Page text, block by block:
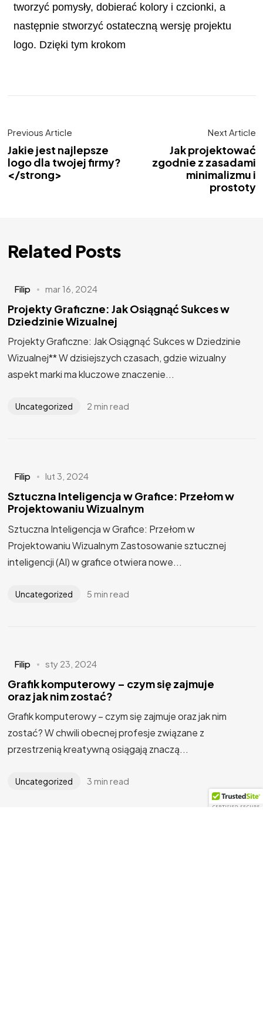
tworzyć pomysły, dobierać kolory i czcionki, a
następnie stworzyć ostateczną wersję projektu
logo. Dzięki tym krokom
Previous Article
Jakie jest najlepsze
logo dla twojej firmy?
</strong>
Next Article
Jak projektować
zgodnie z zasadami
minimalizmu i
prostoty
Related Posts
Filip mar 16, 2024
Projekty Graficzne: Jak Osiągnąć Sukces w
Dziedzinie Wizualnej
Projekty Graficzne: Jak Osiągnąć Sukces w Dziedzinie
Wizualnej** W dzisiejszych czasach, gdzie wizualny
aspekt marki ma kluczowe znaczenie...
Uncategorized 2 min read
Filip lut 3, 2024
Sztuczna Inteligencja w Grafice: Przełom w
Projektowaniu Wizualnym
Sztuczna Inteligencja w Grafice: Przełom w
Projektowaniu Wizualnym Zastosowanie sztucznej
inteligencji (AI) w grafice otwiera nowe...
Uncategorized 5 min read
Filip sty 23, 2024
Grafik komputerowy – czym się zajmuje
oraz jak nim zostać?
Grafik komputerowy – czym się zajmuje oraz jak nim
zostać? W chwili obecnej profesje związane z
przestrzenią kreatywną osiągają znaczą...
Uncategorized 3 min read
Myślisz oNOWYM
PROJEKCIE?
Porozmawiajmy